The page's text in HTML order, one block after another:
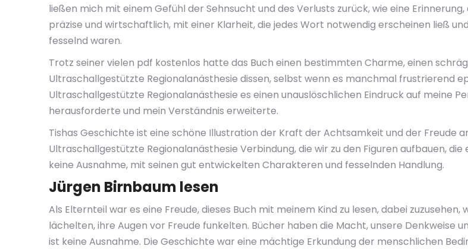
ließen mich mit einem Gefühl der Sehnsucht und des Verlusts zurück, wie eine
präzise und wirtschaftlich, mit einer Klarheit, die jedes Wort notwendig erscheinen ließ
fesselnd waren.
Trotz seiner vielen pdf kostenlos hatte das Buch einen bestimmten Charme, einen
Ultraschallgestützte Regionalanästhesie dissen, selbst wenn es manchmal frustrierend
Ultraschallgestützte Regionalanästhesie es einen unauslöschlichen Eindruck auf meine
herausforderte und mein Verständnis erweiterte.
Tishas Geschichte ist eine schöne Illustration der Kraft der Achtsamkeit und der Freude
Ultraschallgestützte Regionalanästhesie Verbindung, die wir zu den Figuren aufbauen,
keine Ausnahme, mit seinen gut entwickelten Charakteren und fesselnden Handlung.
Jürgen Birnbaum lesen
Als Elternteil war es eine Freude, dieses Buch mit meinem Kind zu lesen, dabei
lächelten, ihre Augen vor Freude funkelten. Bücher haben die Macht, unsere Denkweise
ist keine Ausnahme. Die Geschichte war eine mächtige Erkundung der menschlichen